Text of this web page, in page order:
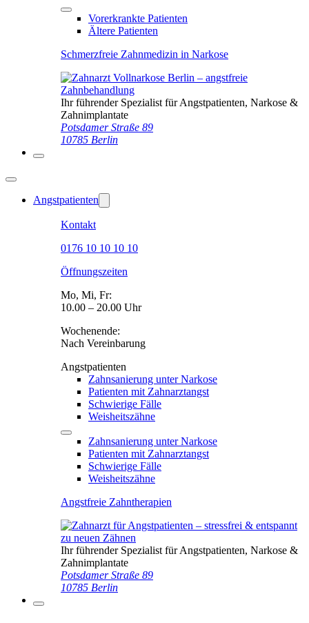
Vorerkrankte Patienten
Ältere Patienten
Schmerzfreie Zahnmedizin in Narkose
Ihr führender Spezialist für Angstpatienten, Narkose &
Zahnimplantate
Potsdamer Straße 89
10785 Berlin
Angstpatienten
Kontakt
0176 10 10 10 10
Öffnungszeiten
Mo, Mi, Fr:
10.00 – 20.00 Uhr
Wochenende:
Nach Vereinbarung
Angstpatienten
Zahnsanierung unter Narkose
Patienten mit Zahnarztangst
Schwierige Fälle
Weisheitszähne
Zahnsanierung unter Narkose
Patienten mit Zahnarztangst
Schwierige Fälle
Weisheitszähne
Angstfreie Zahntherapien
Ihr führender Spezialist für Angstpatienten, Narkose &
Zahnimplantate
Potsdamer Straße 89
10785 Berlin